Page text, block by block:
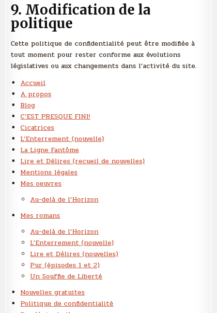
9. Modification de la
politique
Cette politique de confidentialité peut être modifiée à
tout moment pour rester conforme aux évolutions
législatives ou aux changements dans l’activité du site.
Accueil
A propos
Blog
C’EST PRESQUE FINI!
Cicatrices
L’Enterrement (nouvelle)
La Ligne Fantôme
Lire et Délires (recueil de nouvelles)
Mentions légales
Mes oeuvres
Au-delà de l’Horizon
Mes romans
Au-delà de l’Horizon
L’Enterrement (nouvelle)
Lire et Délires (nouvelles)
Pur (épisodes 1 et 2)
Un Souffle de Liberté
Nouvelles gratuites
Politique de confidentialité